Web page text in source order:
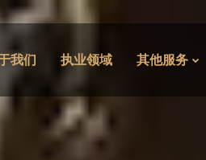
我们 执业领域 其他服务